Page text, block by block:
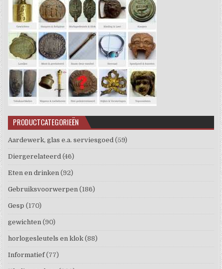
PRODUCTCATEGORIEËN
Aardewerk, glas e.a. serviesgoed (59)
Diergerelateerd (46)
Eten en drinken (92)
Gebruiksvoorwerpen (186)
Gesp (170)
gewichten (90)
horlogesleutels en klok (88)
Informatief (77)